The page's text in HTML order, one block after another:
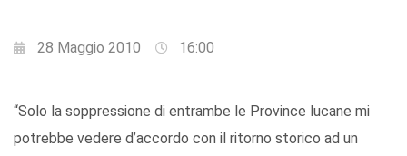
28 Maggio 2010 16:00
“Solo la soppressione di entrambe le Province lucane mi
potrebbe vedere d’accordo con il ritorno storico ad un